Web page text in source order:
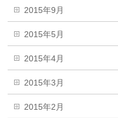
2015年9月
2015年5月
2015年4月
2015年3月
2015年2月